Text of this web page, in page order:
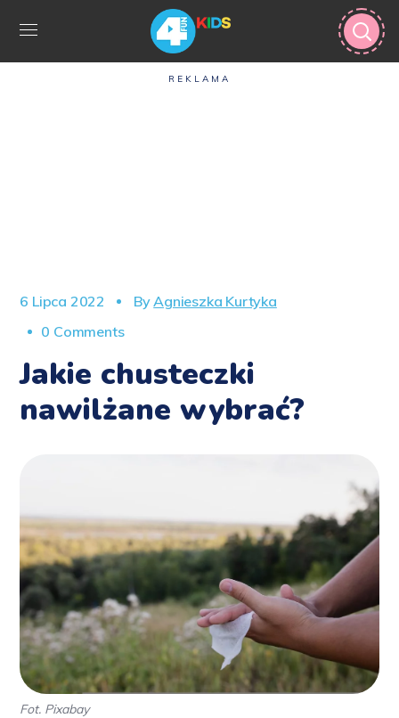
REKLAMA
6 Lipca 2022 ByAgnieszka Kurtyka
0 Comments
Jakie chusteczki
nawilżane wybrać?
Fot. Pixabay